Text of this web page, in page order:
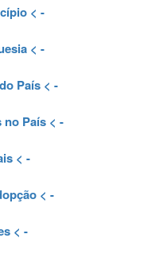
< -
< -
País < -
no País < -
< -
< -
< -